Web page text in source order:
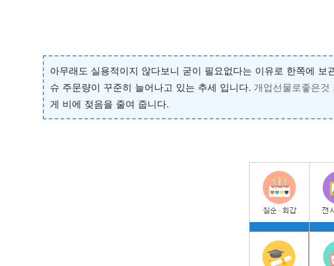
아무래도 실용적이지 않다보니 굳이 필요없다는 이유로 한쪽에
슈 주문량이 꾸준히 늘어나고 있는 추세 입니다. 개업선물로좋은것
게 비에 젖음을 줄여 줍니다.